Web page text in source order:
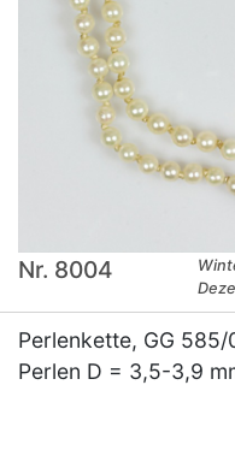
Nr. 8004
Perlenkette, GG
Perlen D = 3,5-3,9